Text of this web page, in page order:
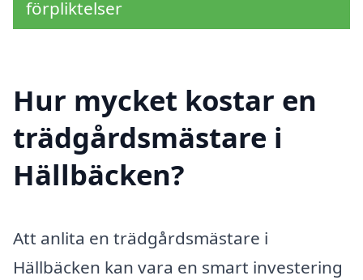
förpliktelser
Hur mycket kostar en
trädgårdsmästare i
Hällbäcken?
Att anlita en trädgårdsmästare i
Hällbäcken kan vara en smart investering